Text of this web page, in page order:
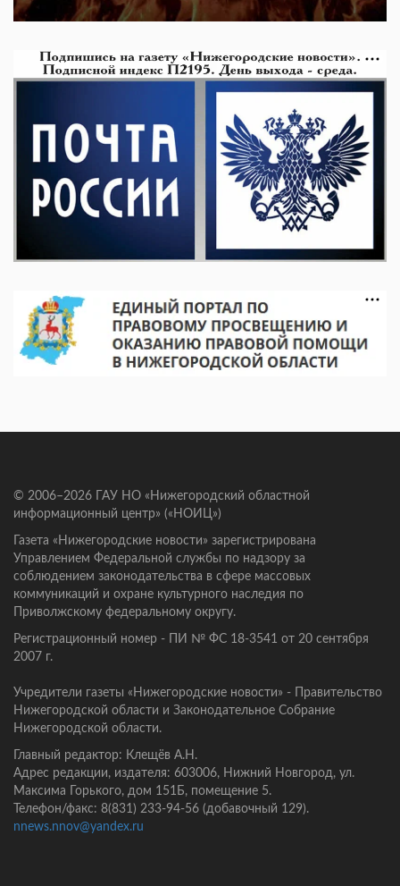
© 2006–2026 ГАУ НО «Нижегородский областной
информационный центр» («НОИЦ»)
Газета «Нижегородские новости» зарегистрирована
Управлением Федеральной службы по надзору за
соблюдением законодательства в сфере массовых
коммуникаций и охране культурного наследия по
Приволжскому федеральному округу.
Регистрационный номер - ПИ № ФС 18-3541 от 20 сентября
2007 г.
Учредители газеты «Нижегородские новости» - Правительство
Нижегородской области и Законодательное Собрание
Нижегородской области.
Главный редактор: Клещёв А.Н.
Адрес редакции, издателя: 603006, Нижний Новгород, ул.
Максима Горького, дом 151Б, помещение 5.
Телефон/факс: 8(831) 233-94-56 (добавочный 129).
nnews.nnov@yandex.ru